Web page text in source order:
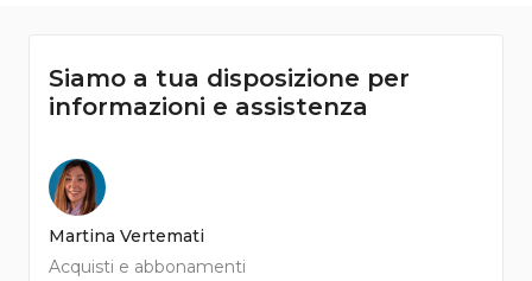
Siamo a tua disposizione per
informazioni e assistenza
Martina Vertemati
Acquisti e abbonamenti